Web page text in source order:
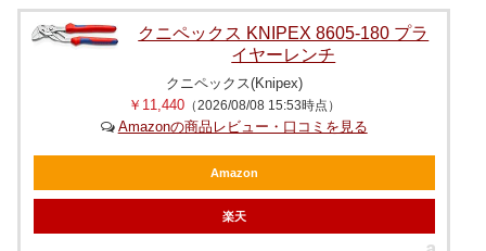
クニペックス KNIPEX 8605-180 プラ
イヤーレンチ
クニペックス(Knipex)
￥11,440（2026/08/08 15:53時点）
Amazonの商品レビュー・口コミを見る
Amazon
楽天